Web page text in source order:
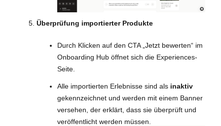
Überprüfung importierter Produkte
Durch Klicken auf den CTA „Jetzt bewerten“ im
Onboarding Hub öffnet sich die Experiences-
Seite.
Alle importierten Erlebnisse sind als inaktiv
gekennzeichnet und werden mit einem Banner
versehen, der erklärt, dass sie überprüft und
veröffentlicht werden müssen.